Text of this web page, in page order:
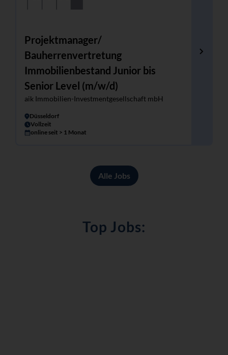
Projektmanager/
Bauherrenvertretung
Immobilienbestand Junior bis
Senior Level (m/w/d)
aik Immobilien-Investmentgesellschaft mbH
Düsseldorf
Vollzeit
online seit > 1 Monat
Alle Jobs
Top Jobs: